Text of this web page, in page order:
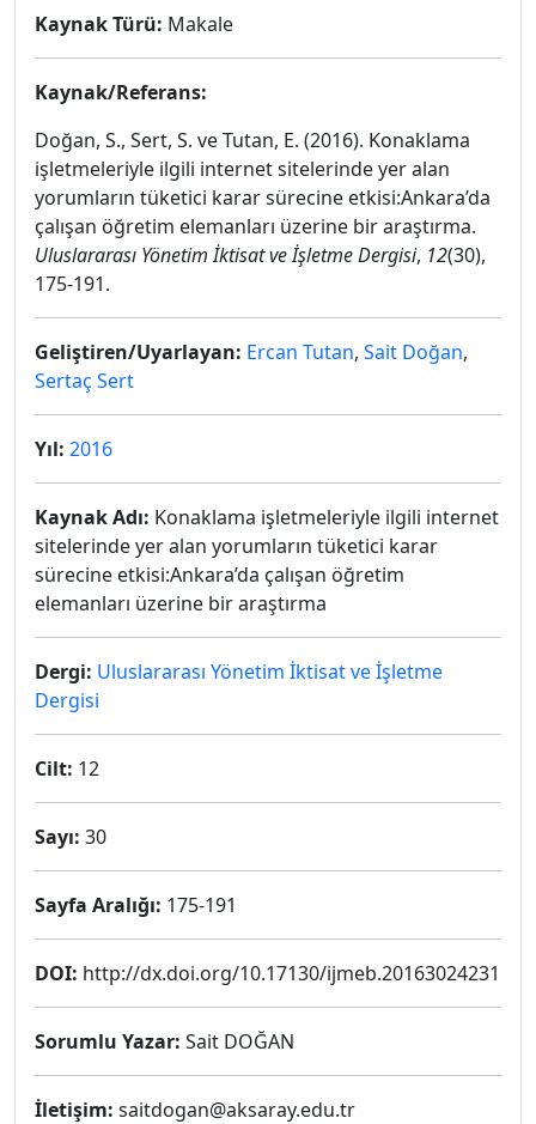
Kaynak Türü: Makale
Kaynak/Referans:
Doğan, S., Sert, S. ve Tutan, E. (2016). Konaklama
işletmeleriyle ilgili internet sitelerinde yer alan
yorumların tüketici karar sürecine etkisi:Ankara’da
çalışan öğretim elemanları üzerine bir araştırma.
Uluslararası Yönetim İktisat ve İşletme Dergisi, 12(30),
175-191.
Geliştiren/Uyarlayan: Ercan Tutan, Sait Doğan,
Sertaç Sert
Yıl: 2016
Kaynak Adı: Konaklama işletmeleriyle ilgili internet
sitelerinde yer alan yorumların tüketici karar
sürecine etkisi:Ankara’da çalışan öğretim
elemanları üzerine bir araştırma
Dergi: Uluslararası Yönetim İktisat ve İşletme
Dergisi
Cilt: 12
Sayı: 30
Sayfa Aralığı: 175-191
DOI: http://dx.doi.org/10.17130/ijmeb.20163024231
Sorumlu Yazar: Sait DOĞAN
İletişim: saitdogan@aksaray.edu.tr